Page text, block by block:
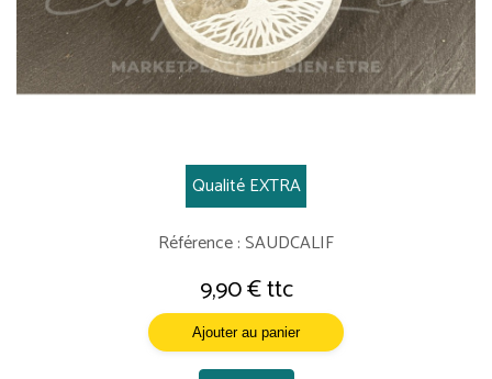
Qualité EXTRA
Référence : SAUDCALIF
9,90 € ttc
Ajouter au panier